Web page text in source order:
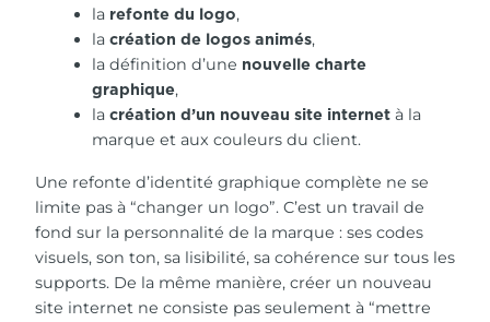
la refonte du logo,
la création de logos animés,
la définition d’une nouvelle charte
graphique,
la création d’un nouveau site internet à la
marque et aux couleurs du client.
Une refonte d’identité graphique complète ne se
limite pas à “changer un logo”. C’est un travail de
fond sur la personnalité de la marque : ses codes
visuels, son ton, sa lisibilité, sa cohérence sur tous les
supports. De la même manière, créer un nouveau
site internet ne consiste pas seulement à “mettre